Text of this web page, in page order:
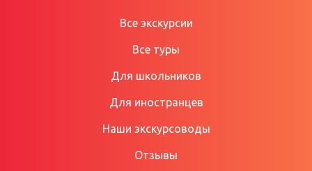
Все экскурсии
Все туры
Для школьников
Для иностранцев
Наши экскурсоводы
Отзывы